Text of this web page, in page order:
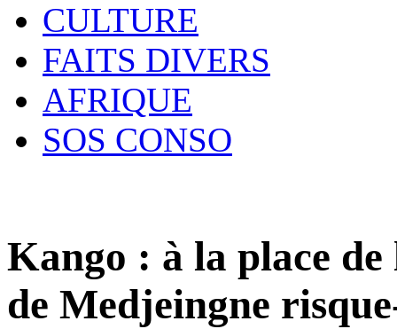
CULTURE
FAITS DIVERS
AFRIQUE
SOS CONSO
Kango : à la place de
de Medjeingne